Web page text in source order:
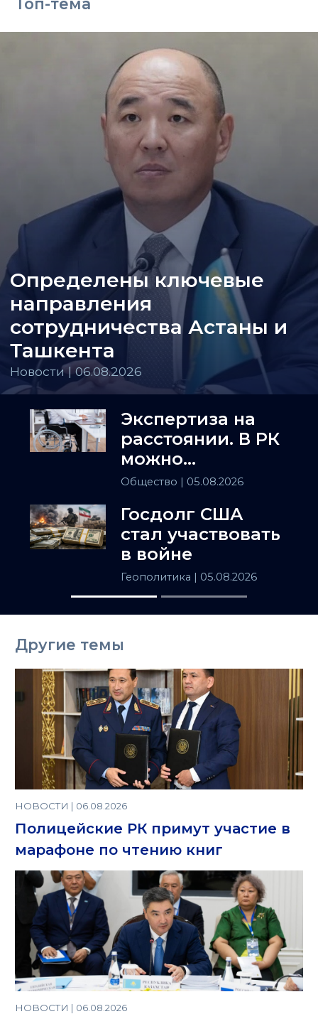
Определены ключевые
направления
сотрудничества Астаны и
Ташкента
Новости | 06.08.2026
Экспертиза на
расстоянии. В РК
можно
установить
заочно
Общество | 05.08.2026
Госдолг США
стал участвовать
в войне
Геополитика | 05.08.2026
Другие темы
НОВОСТИ | 06.08.2026
Полицейские РК примут участие в
марафоне по чтению книг
НОВОСТИ | 06.08.2026